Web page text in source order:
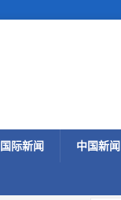
国际新闻 中国新闻